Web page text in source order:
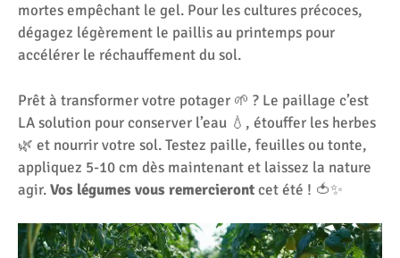
mortes empêchant le gel. Pour les cultures précoces,
dégagez légèrement le paillis au printemps pour
accélérer le réchauffement du sol.
Prêt à transformer votre potager 🌱 ? Le paillage c’est
LA solution pour conserver l’eau 💧, étouffer les herbes
🌿 et nourrir votre sol. Testez paille, feuilles ou tonte,
appliquez 5-10 cm dès maintenant et laissez la nature
agir.Vos légumes vous remercierontcet été ! 🍅✨